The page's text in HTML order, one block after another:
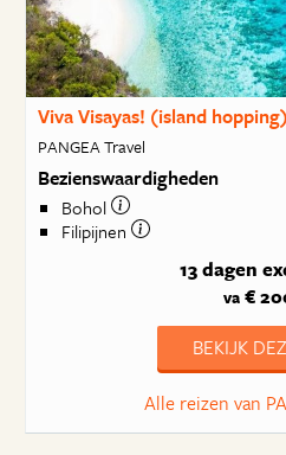
Viva Visayas! (island hopping)
PANGEA Travel
Bezienswaardigheden
Bohol
Filipijnen
13 dagen
va €
BEKIJK
Alle reizen van